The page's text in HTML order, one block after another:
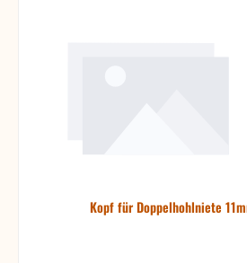
Kopf für Doppelhohlniete